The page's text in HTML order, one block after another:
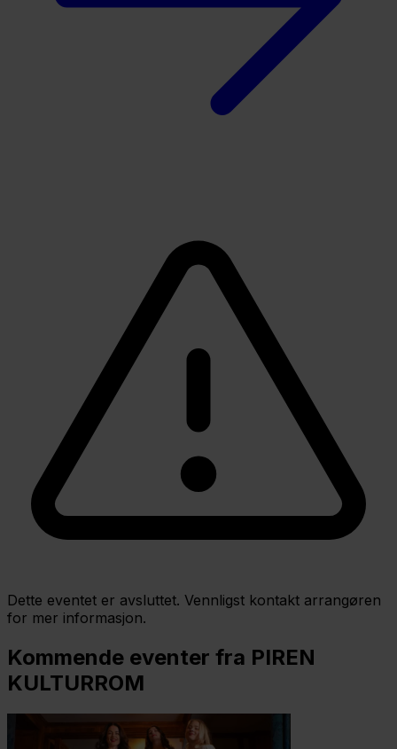
Dette eventet er avsluttet. Vennligst kontakt arrangøren
for mer informasjon.
Kommende eventer fra PIREN
KULTURROM